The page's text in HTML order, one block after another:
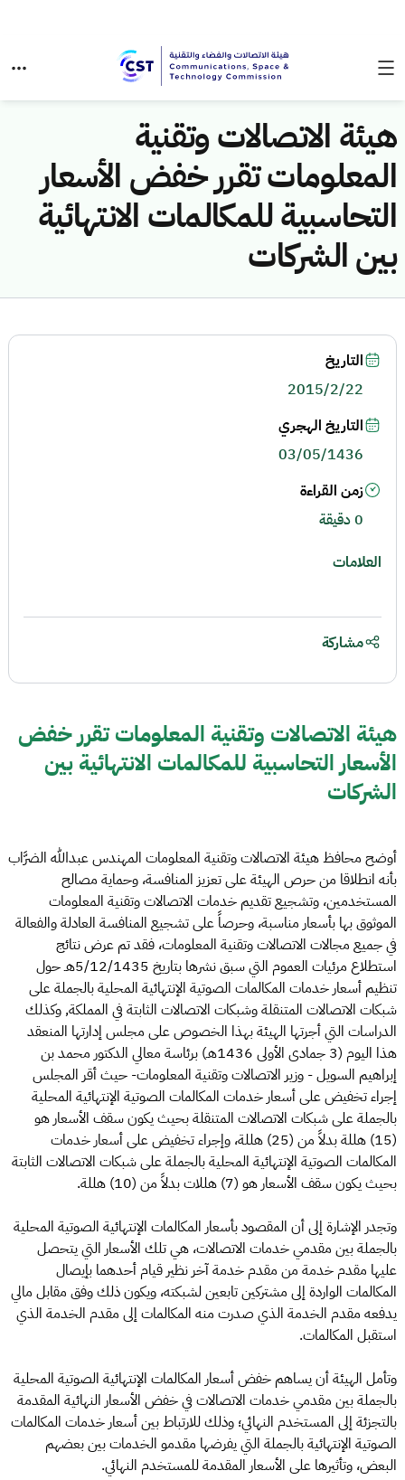
هيئة الاتصالات وتقنية
المعلومات تقرر خفض الأسعار
التحاسبية للمكالمات الانتهائية
بين الشركات
هيئة الاتصالات وتقنية المعلومات تقرر خفض
الأسعار التحاسبية للمكالمات الانتهائية بين
الشركات
أوضح محافظ هيئة الاتصالات وتقنية المعلومات المهندس عبدالله الضرَّاب
بأنه انطلاقا من حرص الهيئة على تعزيز المنافسة، وحماية مصالح
المستخدمين، وتشجيع تقديم خدمات الاتصالات وتقنية المعلومات
الموثوق بها بأسعار مناسبة، وحرصاً على تشجيع المنافسة العادلة والفعالة
في جميع مجالات الاتصالات وتقنية المعلومات، فقد تم عرض نتائج
استطلاع مرئيات العموم التي سبق نشرها بتاريخ 5/12/1435هـ حول
تنظيم أسعار خدمات المكالمات الصوتية الإنتهائية المحلية بالجملة على
شبكات الاتصالات المتنقلة وشبكات الاتصالات الثابتة في المملكة, وكذلك
الدراسات التي أجرتها الهيئة بهذا الخصوص على مجلس إدارتها المنعقد
هذا اليوم (3 جمادى الأولى 1436هـ) برئاسة معالي الدكتور محمد بن
إبراهيم السويل - وزير الاتصالات وتقنية المعلومات- حيث أقر المجلس
إجراء تخفيض على أسعار خدمات المكالمات الصوتية الإنتهائية المحلية
بالجملة على شبكات الاتصالات المتنقلة بحيث يكون سقف الأسعار هو
(15) هللة بدلاً من (25) هللة، وإجراء تخفيض على أسعار خدمات
المكالمات الصوتية الإنتهائية المحلية بالجملة على شبكات الاتصالات الثابتة
بحيث يكون سقف الأسعار هو (7) هللات بدلاً من (10) هللة.
وتجدر الإشارة إلى أن المقصود بأسعار المكالمات الإنتهائية الصوتية المحلية
بالجملة بين مقدمي خدمات الاتصالات، هي تلك الأسعار التي يتحصل
عليها مقدم خدمة من مقدم خدمة آخر نظير قيام أحدهما بإيصال
المكالمات الواردة إلى مشتركين تابعين لشبكته، ويكون ذلك وفق مقابل مالي
يدفعه مقدم الخدمة الذي صدرت منه المكالمات إلى مقدم الخدمة الذي
استقبل المكالمات.
وتأمل الهيئة أن يساهم خفض أسعار المكالمات الإنتهائية الصوتية المحلية
بالجملة بين مقدمي خدمات الاتصالات في خفض الأسعار النهائية المقدمة
بالتجزئة إلى المستخدم النهائي؛ وذلك للارتباط بين أسعار خدمات المكالمات
الصوتية الإنتهائية بالجملة التي يفرضها مقدمو الخدمات بين بعضهم
البعض، وتأثيرها على الأسعار المقدمة للمستخدم النهائي.
التاريخ
2015/2/22
التاريخ الهجري
03/05/1436
زمن القراءة
0 دقيقة
العلامات
مشاركة